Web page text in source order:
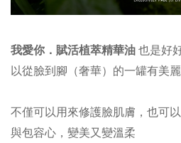
我愛你．賦活植萃精華油 也是好
以從臉到腳（奢華）的一罐有美
不僅可以用來修護臉肌膚，也可
與包容心，變美又變溫柔